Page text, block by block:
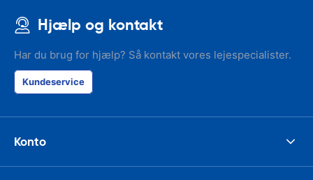
Hjælp og kontakt
Har du brug for hjælp? Så kontakt vores lejespecialister.
Kundeservice
Konto